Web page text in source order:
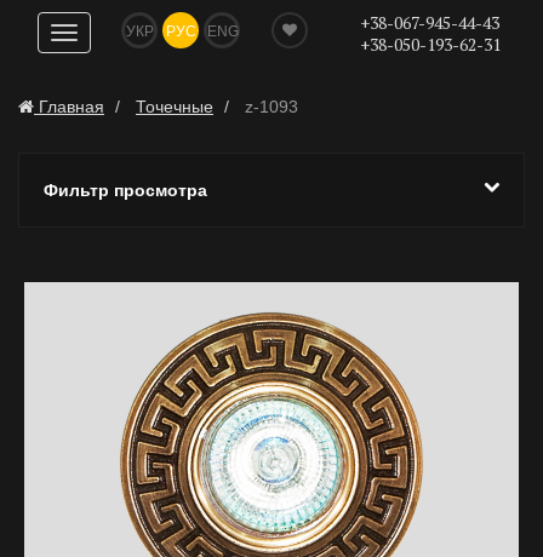
Показать
навигацию
УКР РУС ENG
+38-067-945-44-43
+38-050-193-62-31
Главная Точечные z-1093
Фильтр просмотра